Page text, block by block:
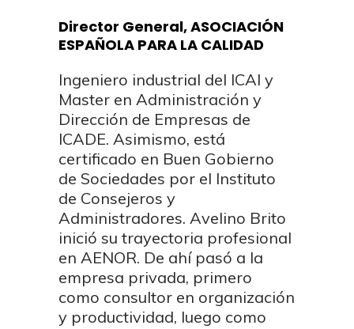
Director General, ASOCIACIÓN
ESPAÑOLA PARA LA CALIDAD
Ingeniero industrial del ICAI y
Master en Administración y
Dirección de Empresas de
ICADE. Asimismo, está
certificado en Buen Gobierno
de Sociedades por el Instituto
de Consejeros y
Administradores. Avelino Brito
inició su trayectoria profesional
en AENOR. De ahí pasó a la
empresa privada, primero
como consultor en organización
y productividad, luego como